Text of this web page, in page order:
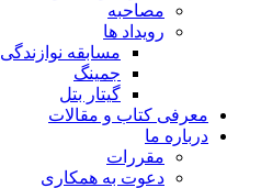
مصاحبه
رویداد ها
مسابقه نوازندگی
جمینگ
گیتار بتل
معرفی کتاب و مقالات
درباره ما
مقررات
دعوت به همکاری